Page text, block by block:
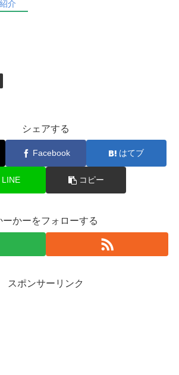
介
シェアする
Facebook はてブ
LINE コピー
ーかーをフォローする
スポンサーリンク